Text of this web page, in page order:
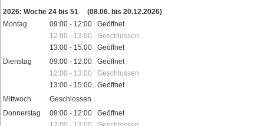
2026: Woche 24 bis 51
(08.06. bis 20.12.2026)
Montag
09:00 - 12:00 Geöffnet
12:00 - 13:00 Geschlossen
13:00 - 15:00 Geöffnet
Dienstag
09:00 - 12:00 Geöffnet
12:00 - 13:00 Geschlossen
13:00 - 15:00 Geöffnet
Mittwoch
Geschlossen
Donnerstag
09:00 - 12:00 Geöffnet